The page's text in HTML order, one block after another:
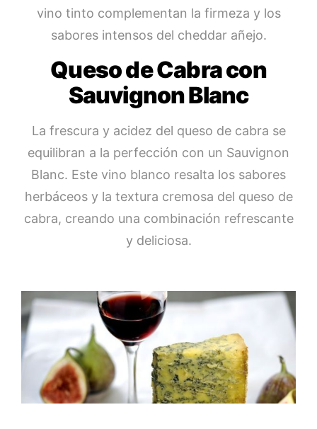
vino tinto complementan la firmeza y los
sabores intensos del cheddar añejo.
Queso de Cabra con
Sauvignon Blanc
La frescura y acidez del queso de cabra se
equilibran a la perfección con un Sauvignon
Blanc. Este vino blanco resalta los sabores
herbáceos y la textura cremosa del queso de
cabra, creando una combinación refrescante
y deliciosa.